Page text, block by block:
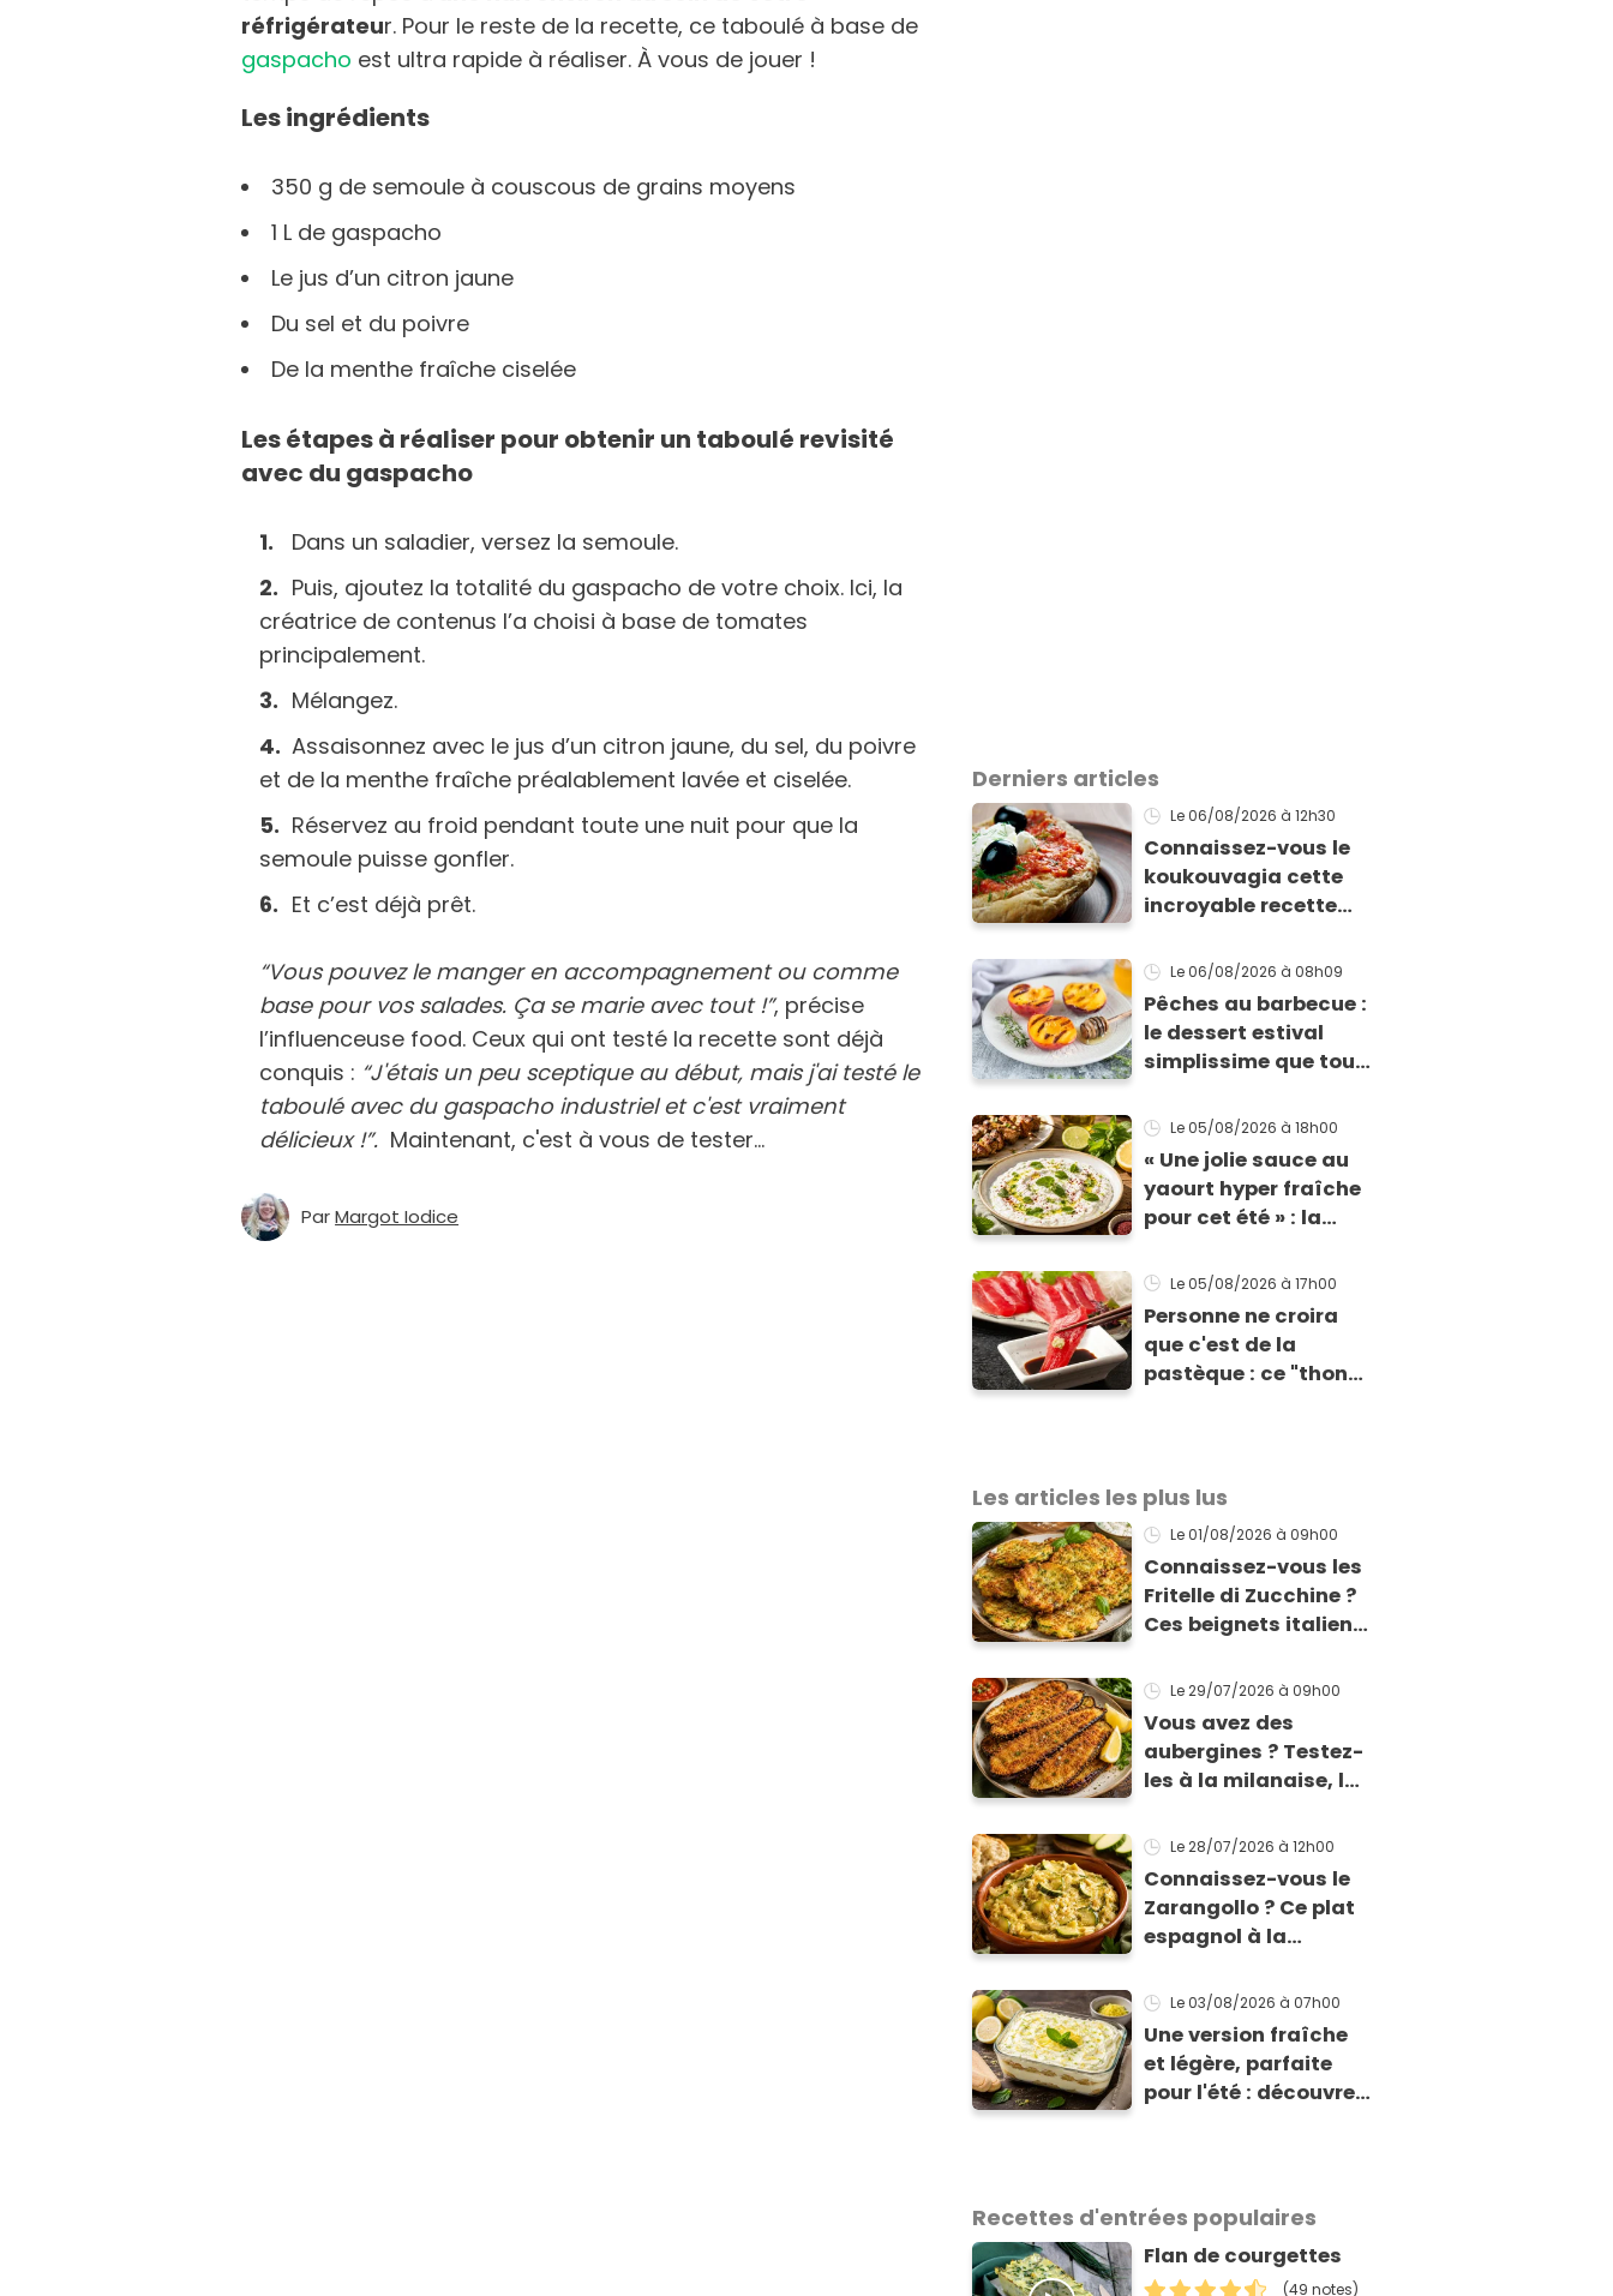
réfrigérateur. Pour le reste de la recette, ce taboulé à base de
gaspacho est ultra rapide à réaliser. À vous de jouer !
Les ingrédients
350 g de semoule à couscous de grains moyens
1 L de gaspacho
Le jus d’un citron jaune
Du sel et du poivre
De la menthe fraîche ciselée
Les étapes à réaliser pour obtenir un taboulé revisité
avec du gaspacho
Dans un saladier, versez la semoule.
Puis, ajoutez la totalité du gaspacho de votre choix. Ici, la
créatrice de contenus l’a choisi à base de tomates
principalement.
Mélangez.
Assaisonnez avec le jus d’un citron jaune, du sel, du poivre
et de la menthe fraîche préalablement lavée et ciselée.
Réservez au froid pendant toute une nuit pour que la
semoule puisse gonfler.
Et c’est déjà prêt.
“Vous pouvez le manger en accompagnement ou comme
base pour vos salades. Ça se marie avec tout !”, précise
l’influenceuse food. Ceux qui ont testé la recette sont déjà
conquis : “J'étais un peu sceptique au début, mais j'ai testé le
taboulé avec du gaspacho industriel et c'est vraiment
délicieux !”. Maintenant, c'est à vous de tester…
ParMargot Iodice
Derniers articles
Le 06/08/2026 à 12h30
Connaissez-vous le
koukouvagia cette
incroyable recette
pain rassis et de
tomates
Le 06/08/2026 à 08h09
Pêches au barbecue :
le dessert estival
simplissime que tous
réclamer
Le 05/08/2026 à 18h00
« Une jolie sauce au
yaourt hyper fraîche
pour cet été » : la
chef Éric Frechon
pour accompagner
vos grillades
Le 05/08/2026 à 17h00
Personne ne croira
que c'est de la
pastèque : ce "thon"
Les articles les plus lus
Le 01/08/2026 à 09h00
Connaissez-vous les
Fritelle di Zucchine ?
Ces beignets italiens
en 10 min sont un pur
délice !
Le 29/07/2026 à 09h00
Vous avez des
aubergines ? Testez-
les à la milanaise, la
dorée qui change du
gratin classique
Le 28/07/2026 à 12h00
Connaissez-vous le
Zarangollo ? Ce plat
espagnol à la
min pour moins de 3
€ !
Le 03/08/2026 à 07h00
Une version fraîche
et légère, parfaite
pour l'été : découvrez
Chef !
Recettes d'entrées populaires
Flan de courgettes
(49 notes)